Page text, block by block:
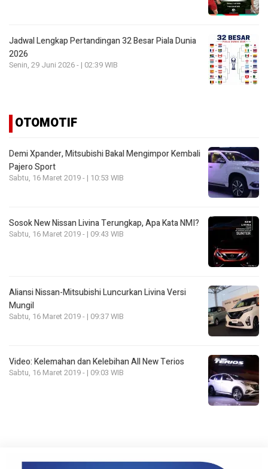
Jadwal Lengkap Pertandingan 32 Besar Piala Dunia
2026
Senin, 29 Juni 2026 - | 02:39 WIB
OTOMOTIF
Demi Xpander, Mitsubishi Bakal Mengimpor Kembali
Pajero Sport
Sabtu, 16 Maret 2019 - | 10:53 WIB
Sosok New Nissan Livina Terungkap, Apa Kata NMI?
Sabtu, 16 Maret 2019 - | 09:43 WIB
Aliansi Nissan-Mitsubishi Luncurkan Livina Versi
Mungil
Sabtu, 16 Maret 2019 - | 09:37 WIB
Video: Kelemahan dan Kelebihan All New Terios
Sabtu, 16 Maret 2019 - | 09:03 WIB